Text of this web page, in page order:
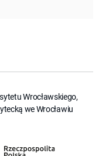
Wrocławskiego,
we Wrocławiu